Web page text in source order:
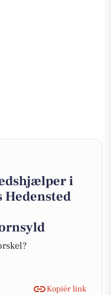
i
Hedensted
Kopiér link